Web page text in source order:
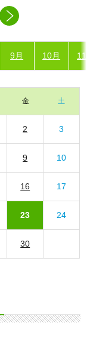
9月 10月
金 土
2 3
9 10
16 17
23 24
30